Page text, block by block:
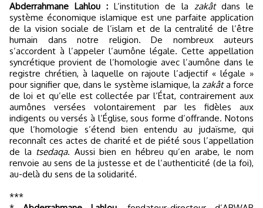
Abderrahmane Lahlou : L’institution de la zakâtdans le
système économique islamique est une parfaite application
de la vision sociale de l’islam et de la centralité de l’être
humain dans notre religion. De nombreux auteurs
s’accordent à l’appeler l’aumône légale. Cette appellation
syncrétique provient de l’homologie avec l’aumône dans le
registre chrétien, à laquelle on rajoute l’adjectif « légale »
pour signifier que, dans le système islamique, lazakâta force
de loi et qu’elle est collectée par l’État, contrairement aux
aumônes versées volontairement par les fidèles aux
indigents ou versés à l’Église, sous forme d’offrande. Notons
que l’homologie s’étend bien entendu au judaïsme, qui
reconnaît ces actes de charité et de piété sous l’appellation
de la tsedaqa. Aussi bien en hébreu qu’en arabe, le nom
renvoie au sens de la justesse et de l’authenticité (de la foi),
au-delà du sens de la solidarité.
***